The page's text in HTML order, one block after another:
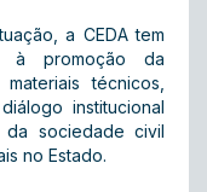
a CEDA tem
à promoção da
técnicos,
institucional
sociedade civil
no Estado.